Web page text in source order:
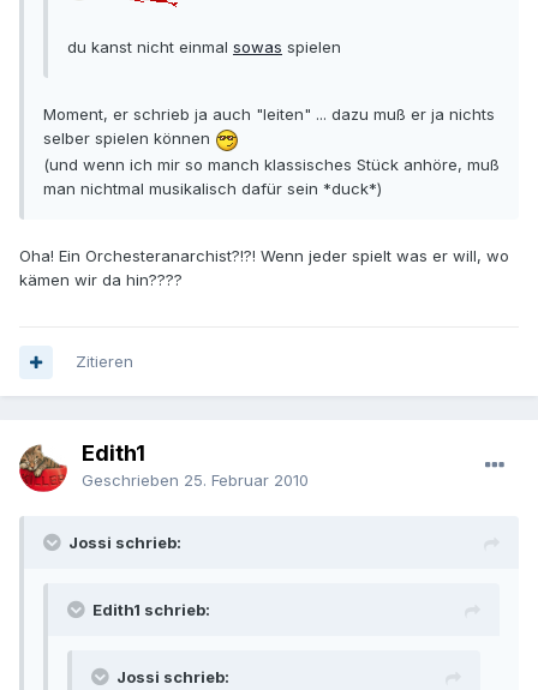
du kanst nicht einmal sowas spielen
Moment, er schrieb ja auch "leiten" ... dazu muß er ja nichts
selber spielen können
(und wenn ich mir so manch klassisches Stück anhöre, muß
man nichtmal musikalisch dafür sein *duck*)
Oha! Ein Orchesteranarchist?!?! Wenn jeder spielt was er will, wo
kämen wir da hin????
Zitieren
Edith1
Geschrieben 25. Februar 2010
Jossi schrieb:
Edith1 schrieb:
Jossi schrieb: